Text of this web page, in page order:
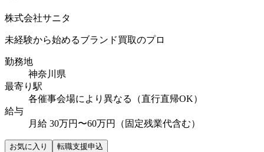
株式会社サニタ
未経験から始めるブランド買取のプロ
勤務地
神奈川県
最寄り駅
各催事会場により異なる（直行直帰OK）
給与
月給 30万円〜60万円（固定残業代含む）
お気に入り
転職支援申込